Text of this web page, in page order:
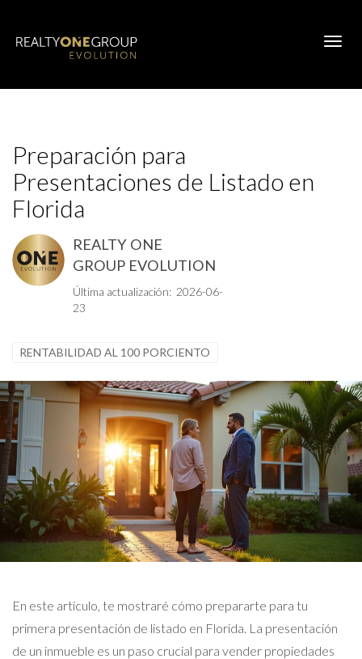
Preparación para
Presentaciones de Listado en
Florida
REALTY ONE
GROUP EVOLUTION
Última actualización: 2026-06-
23
RENTABILIDAD AL 100 PORCIENTO
En este artículo, te mostraré cómo prepararte para tu
primera presentación de listado en Florida. La presentación
de un inmueble es un paso crucial para vender propiedades